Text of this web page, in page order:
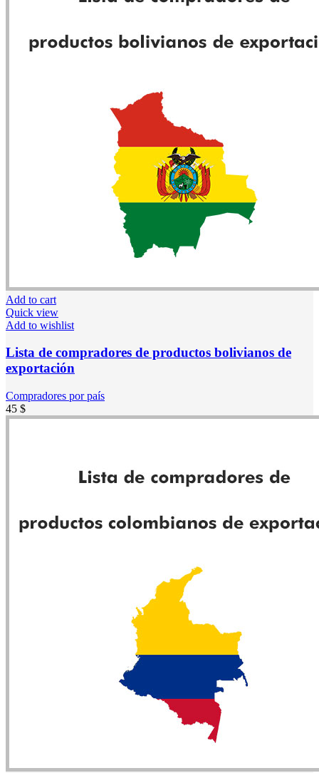
Add to cart
Quick view
Add to wishlist
Lista de compradores de productos bolivianos de
exportación
Compradores por país
45 $